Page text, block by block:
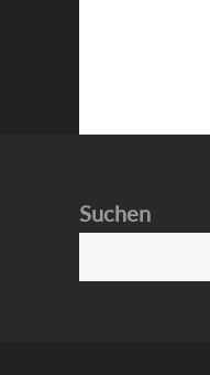
Suchen